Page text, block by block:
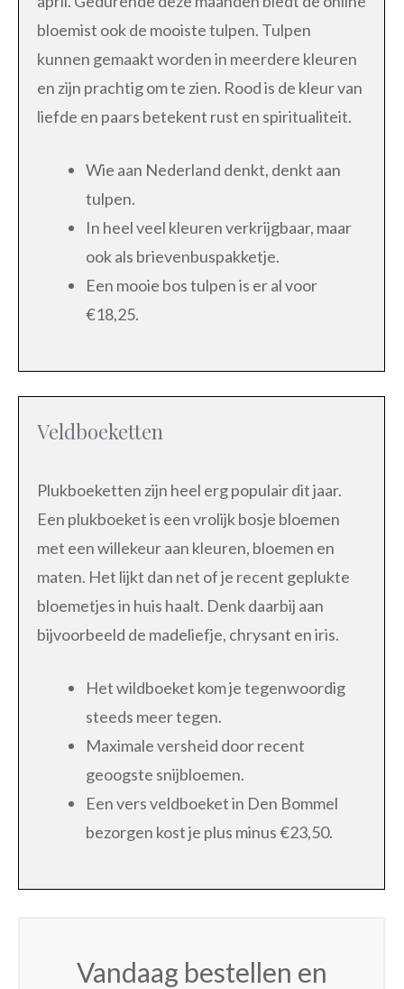
bloemist ook de mooiste tulpen. Tulpen
kunnen gemaakt worden in meerdere kleuren
en zijn prachtig om te zien. Rood is de kleur van
liefde en paars betekent rust en spiritualiteit.
Wie aan Nederland denkt, denkt aan
tulpen.
In heel veel kleuren verkrijgbaar, maar
ook als brievenbuspakketje.
Een mooie bos tulpen is er al voor
€18,25.
Veldboeketten
Plukboeketten zijn heel erg populair dit jaar.
Een plukboeket is een vrolijk bosje bloemen
met een willekeur aan kleuren, bloemen en
maten. Het lijkt dan net of je recent geplukte
bloemetjes in huis haalt. Denk daarbij aan
bijvoorbeeld de madeliefje, chrysant en iris.
Het wildboeket kom je tegenwoordig
steeds meer tegen.
Maximale versheid door recent
geoogste snijbloemen.
Een vers veldboeket in Den Bommel
bezorgen kost je plus minus €23,50.
Vandaag bestellen en